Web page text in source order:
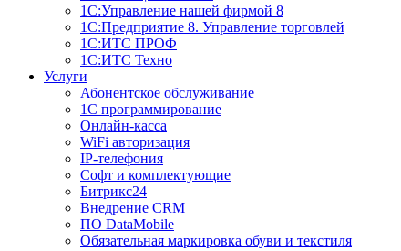
1С:Управление нашей фирмой 8
1С:Предприятие 8. Управление торговлей
1С:ИТС ПРОФ
1С:ИТС Техно
Услуги
Абонентское обслуживание
1С программирование
Онлайн-касса
WiFi авторизация
IP-телефония
Софт и комплектующие
Битрикс24
Внедрение CRM
ПО DataMobile
Обязательная маркировка обуви и текстиля